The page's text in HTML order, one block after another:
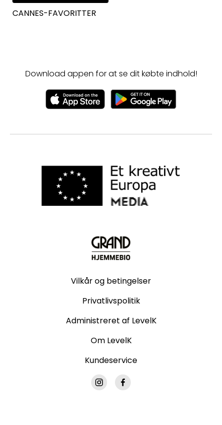
CANNES-FAVORITTER
Download appen for at se dit købte indhold!
Vilkår og betingelser
Privatlivspolitik
Administreret af LevelK
Om LevelK
Kundeservice